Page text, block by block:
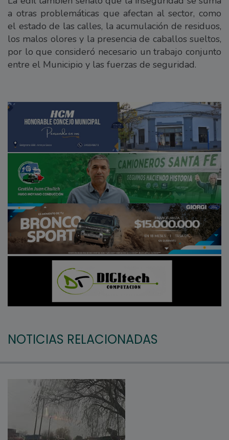
a otras problemáticas que afectan al sector, como
el estado de las calles, la acumulación de residuos,
los malos olores y la presencia de caballos sueltos,
por lo que consideró necesario un trabajo conjunto
entre el Municipio y las fuerzas de seguridad.
NOTICIAS RELACIONADAS